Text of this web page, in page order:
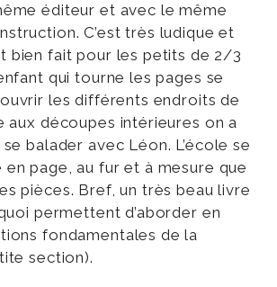
éditeur et avec le même
C’est très ludique et
bien fait pour les petits de 2/3
qui tourne les pages se
les différents endroits de
aux découpes intérieures on a
se balader avec Léon. L’école se
page, au fur et à mesure que
pièces. Bref, un très beau livre
permettent d’aborder en
fondamentales de la
section).